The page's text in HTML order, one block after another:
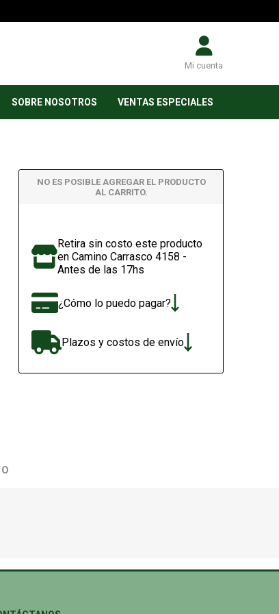
Mi cuenta
SOBRE NOSOTROS VENTAS ESPECIALES
NO ES POSIBLE AGREGAR EL PRODUCTO
AL CARRITO.
Retira sin costo este producto
en Camino Carrasco 4158 -
Antes de las 17hs
¿Cómo lo puedo pagar?
Plazos y costos de envío